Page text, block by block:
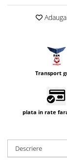
Transport
plata in rate
Descriere